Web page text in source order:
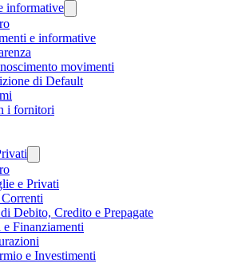
informative
e informative
movimenti
di Default
i fornitori
e Privati
Debito, Credito e Prepagate
Finanziamenti
e Investimenti